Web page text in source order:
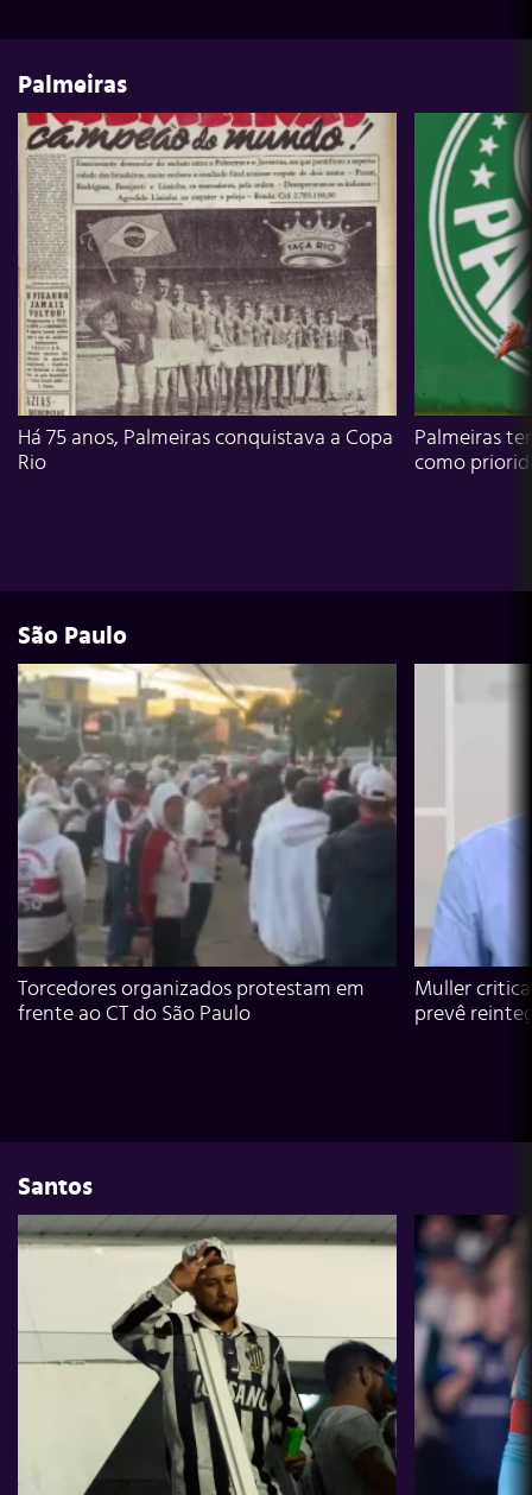
Palmeiras
Há 75 anos, Palmeiras conquistava a Copa
Rio
Palmeiras
como
São Paulo
Torcedores organizados protestam em
frente ao CT do São Paulo
Muller
prevê
Santos